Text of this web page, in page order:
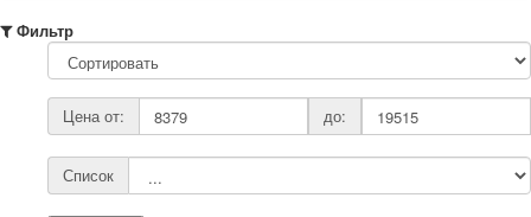
Фильтр
Цена от: до:
Список